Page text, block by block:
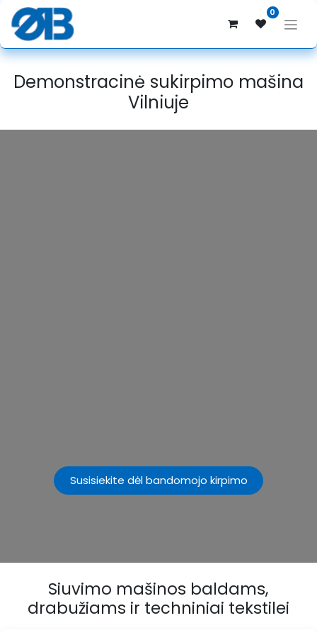
0
Demonstracinė sukirpimo mašina
Vilniuje
Susisiekite dėl bandomojo kirpimo
Siuvimo mašinos baldams,
drabužiams ir techniniai tekstilei